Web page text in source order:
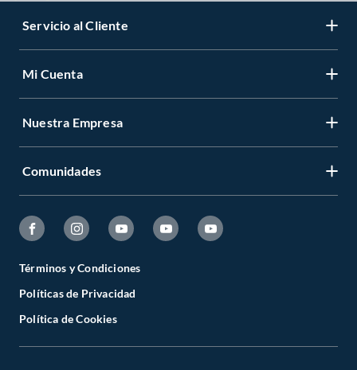
Servicio al Cliente
Mi Cuenta
Nuestra Empresa
Comunidades
Términos y Condiciones
Políticas de Privacidad
Política de Cookies